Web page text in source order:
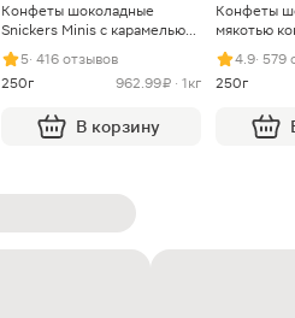
Конфеты шоколадные
Snickers Minis с карамелью
арахисом и нугой
5· 416 отзывов
250г
962.99 ₽ · 1кг
В корзину
Конфеты
мякотью
4.9· 579
250г